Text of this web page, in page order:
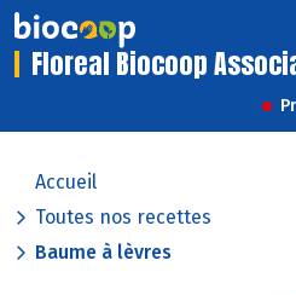
Floreal Biocoop
Accueil
Toutes nos recettes
Baume à lèvres